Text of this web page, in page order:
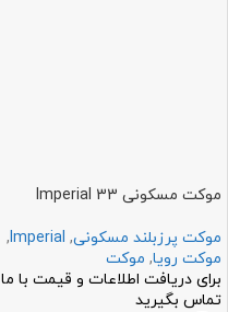
موکت مسکونی Imperial 33
موکت پرزبلند مسکونی,
Imperial
,
موکت رویا, موکت
برای دریافت اطلاعات و قیمت با ما
تماس بگیرید